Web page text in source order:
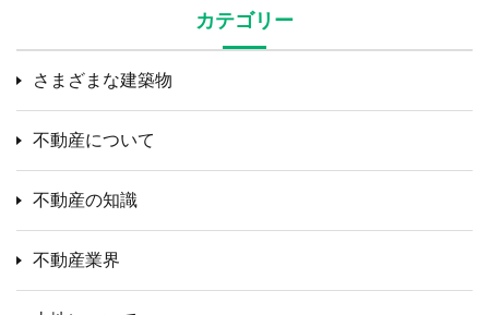
カテゴリー
さまざまな建築物
不動産について
不動産の知識
不動産業界